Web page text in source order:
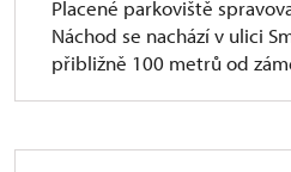
Placené parkoviště
Náchod se nachází v ulici
přibližně 100 metrů od